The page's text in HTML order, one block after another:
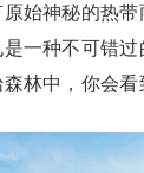
始神秘的热
一种不可错过
林中，你会看